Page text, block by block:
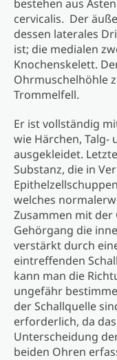
bestehen aus
cervicalis. Der
dessen laterales
ist; die medialen
Knochenskelett.
Ohrmuschelhöhle
Trommelfell.
Er ist vollständig
wie Härchen, Talg-
ausgekleidet.
Substanz, die in
welches
Zusammen mit
Gehörgang die
verstärkt durch
eintreffenden
kann man die
ungefähr
der Schallquelle
erforderlich, da
Unterscheidung
beiden Ohren